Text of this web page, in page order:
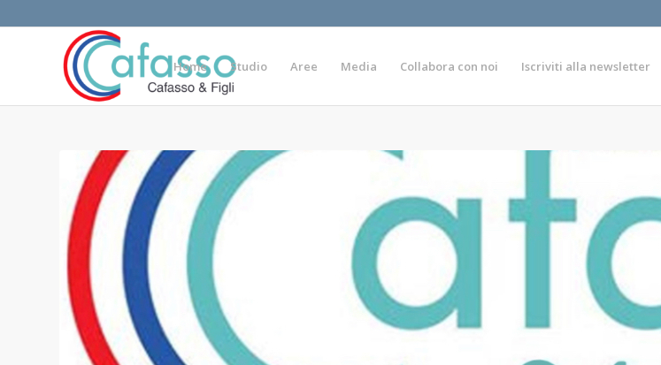
Home Studio Aree Media Collabora con noi Iscriviti alla newsletter